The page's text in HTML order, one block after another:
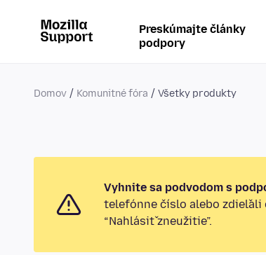
Preskúmajte články
podpory
Domov Komunitné fóra Všetky produkty
Vyhnite sa podvodom s
telefónne číslo alebo
“Nahlásiť zneužitie”.